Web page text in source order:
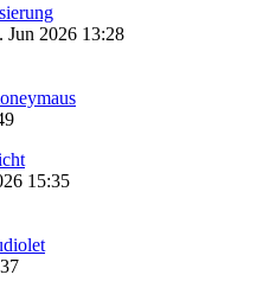
Jun 2026 13:28
15:35